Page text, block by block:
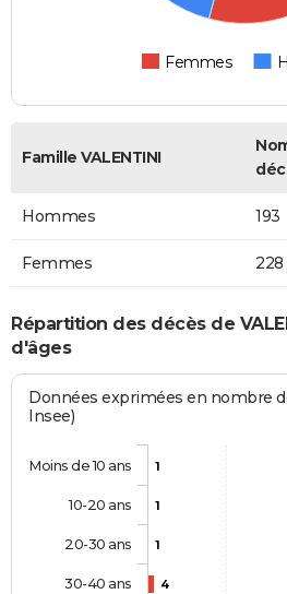
Femmes
Famille VALENTINI
Hommes 193
Femmes 228
Répartition des décès de
d'âges
Données exprimées en nombre
Insee)
1
1
1
4
Moins de 10 ans
10-20 ans
20-30 ans
30-40 ans